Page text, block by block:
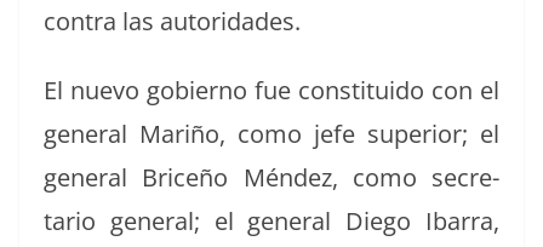
con­tra las autoridades.
El nue­vo gob­ier­no fue con­sti­tu­i­do con el
gen­er­al Mar­iño, como jefe supe­ri­or; el
gen­er­al Briceño Mén­dez, como sec­re­
tario gen­er­al; el gen­er­al Diego Ibar­ra,